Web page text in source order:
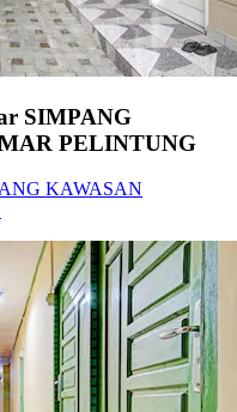
SIMPANG
PELINTUNG
KAWASAN